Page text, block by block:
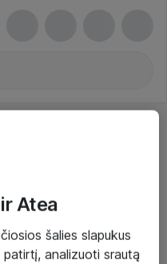
Atea
šalies slapukus
analizuoti srautą